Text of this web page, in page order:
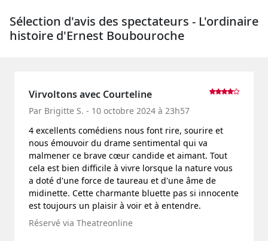
Sélection d'avis des spectateurs - L'ordinaire
histoire d'Ernest Boubouroche
Virvoltons avec Courteline
Par Brigitte S. - 10 octobre 2024 à 23h57
4 excellents comédiens nous font rire, sourire et
nous émouvoir du drame sentimental qui va
malmener ce brave cœur candide et aimant. Tout
cela est bien difficile à vivre lorsque la nature vous
a doté d'une force de taureau et d'une âme de
midinette. Cette charmante bluette pas si innocente
est toujours un plaisir à voir et à entendre.
Réservé via Theatreonline